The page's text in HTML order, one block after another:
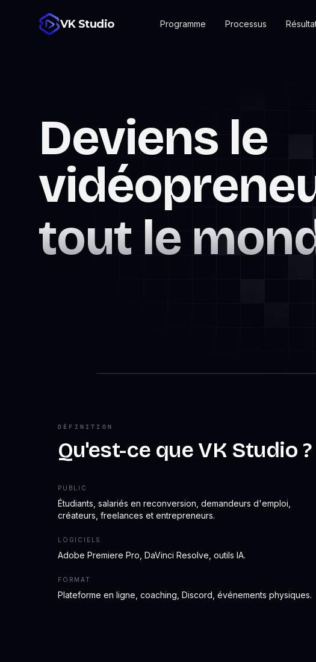
VK Studio Programme Processus
Deviens le
tout le
DÉFINITION
Qu'est-ce que VK Studio ?
PUBLIC
Étudiants, salariés en reconversion, demandeurs d'emploi,
créateurs, freelances et entrepreneurs.
LOGICIELS
Adobe Premiere Pro, DaVinci Resolve, outils IA.
FORMAT
Plateforme en ligne, coaching, Discord, événements physiques.